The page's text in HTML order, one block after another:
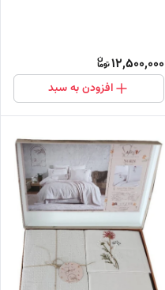
12,500,000
افزودن به سبد